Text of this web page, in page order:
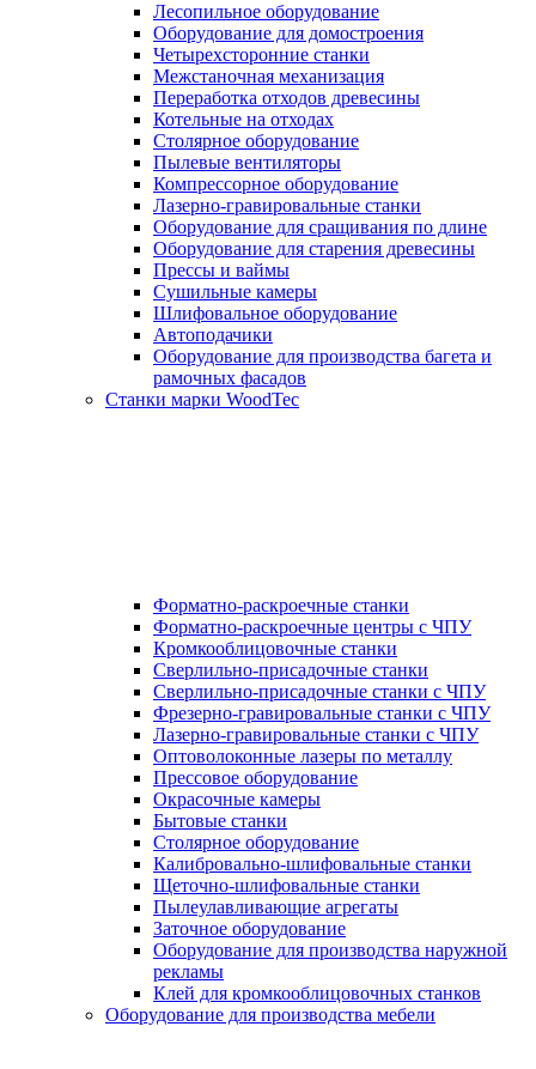
Лесопильное оборудование
Оборудование для домостроения
Четырехсторонние станки
Межстаночная механизация
Переработка отходов древесины
Котельные на отходах
Столярное оборудование
Пылевые вентиляторы
Компрессорное оборудование
Лазерно-гравировальные станки
Оборудование для сращивания по длине
Оборудование для старения древесины
Прессы и ваймы
Сушильные камеры
Шлифовальное оборудование
Автоподачики
Оборудование для производства багета и
рамочных фасадов
Станки марки WoodTec
Форматно-раскроечные станки
Форматно-раскроечные центры с ЧПУ
Кромкооблицовочные станки
Сверлильно-присадочные станки
Сверлильно-присадочные станки с ЧПУ
Фрезерно-гравировальные станки с ЧПУ
Лазерно-гравировальные станки с ЧПУ
Оптоволоконные лазеры по металлу
Прессовое оборудование
Окрасочные камеры
Бытовые станки
Столярное оборудование
Калибровально-шлифовальные станки
Щеточно-шлифовальные станки
Пылеулавливающие агрегаты
Заточное оборудование
Оборудование для производства наружной
рекламы
Клей для кромкооблицовочных станков
Оборудование для производства мебели